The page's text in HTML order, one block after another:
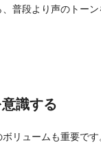
普段より声のトーン
識する
リュームも重要です